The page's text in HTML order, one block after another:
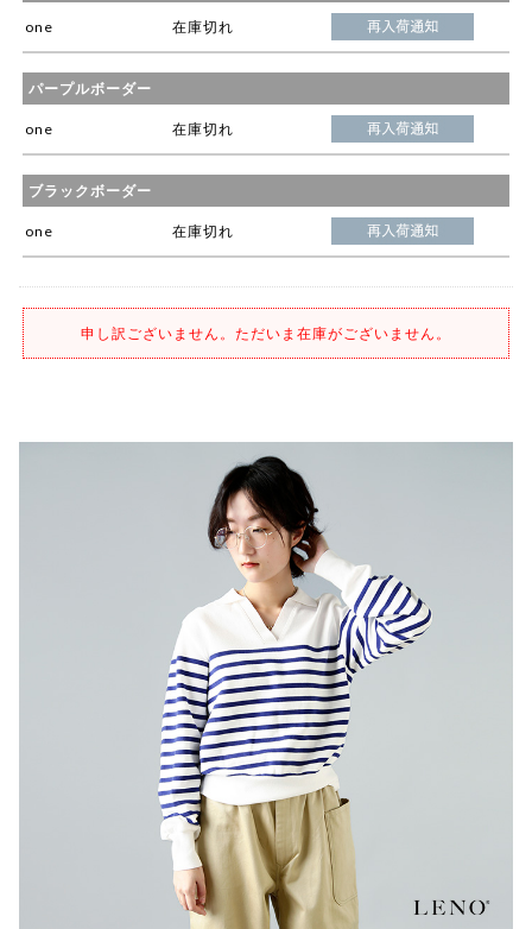
one 在庫切れ
パープルボーダー
one 在庫切れ
ブラックボーダー
one 在庫切れ
申し訳ございません。ただいま在庫がございません。